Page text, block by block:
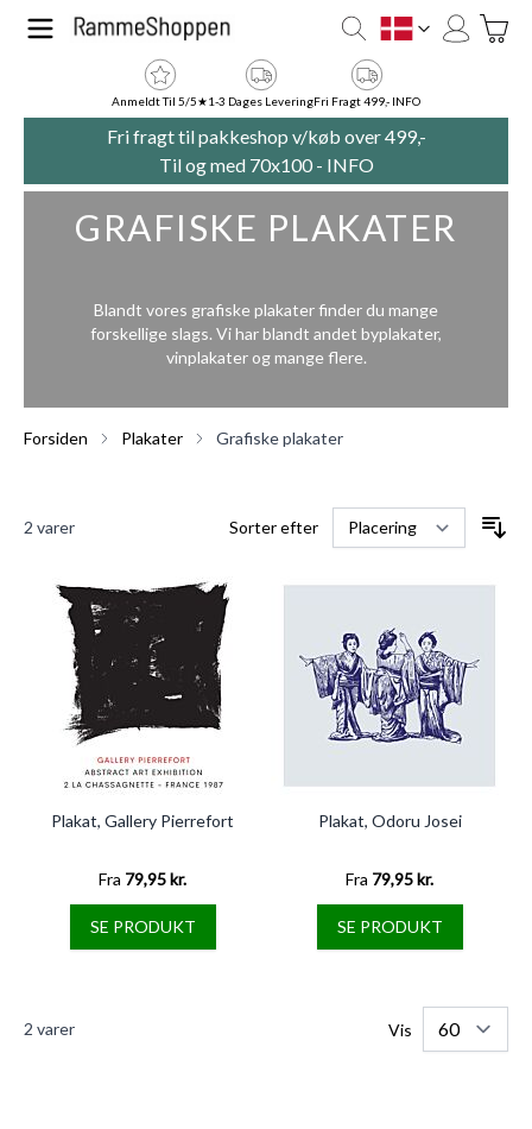
Skip to Content
DK
Anmeldt Til 5/5★1-3 Dages LeveringFri Fragt 499,- INFO
Fri fragt til pakkeshop v/køb over 499,-
Til og med 70x100 - INFO
GRAFISKE PLAKATER
Blandt vores grafiske plakater finder du mange
forskellige slags. Vi har blandt andet byplakater,
vinplakater og mange flere.
Forsiden Plakater Grafiske plakater
2 varer Sorter efter
Plakat, Gallery Pierrefort
Fra 79,95 kr.
SE PRODUKT
Plakat, Odoru Josei
Fra 79,95 kr.
SE PRODUKT
2 varer Vis